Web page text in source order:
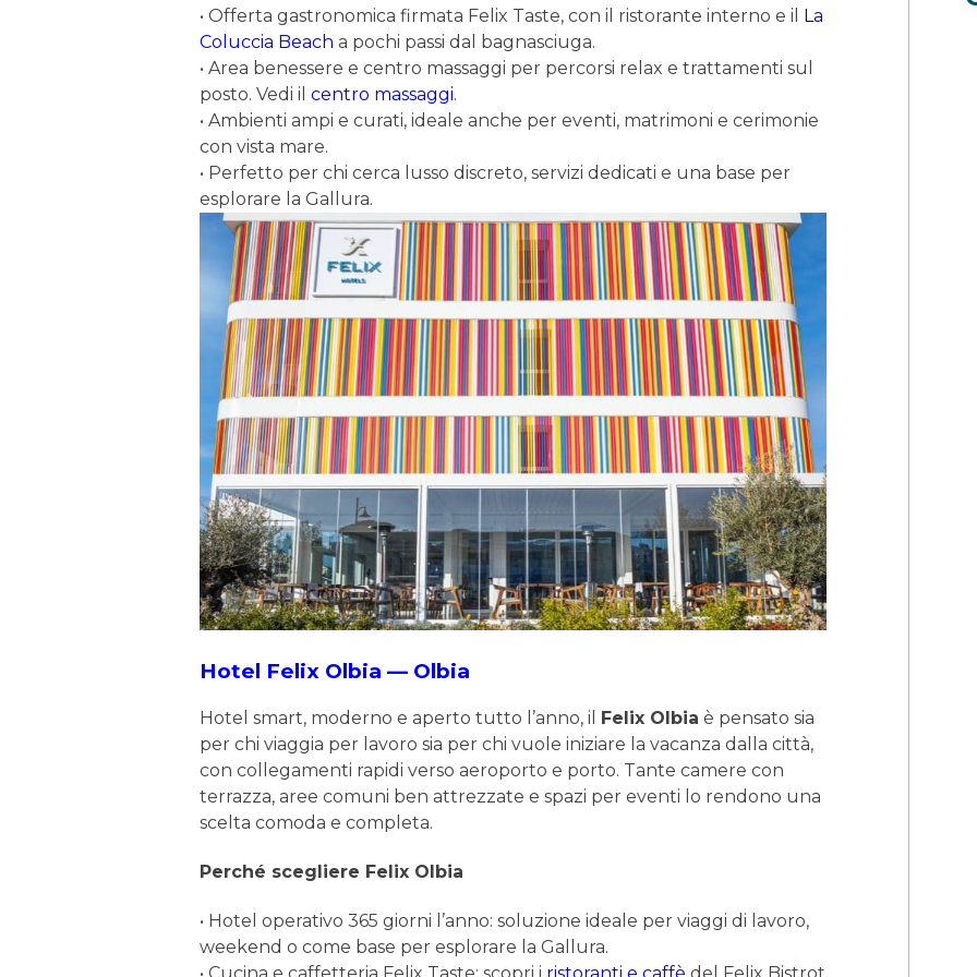
• Offerta gastronomica firmata Felix Taste, con il ristorante interno e il La
Coluccia Beach a pochi passi dal bagnasciuga.
• Area benessere e centro massaggi per percorsi relax e trattamenti sul
posto. Vedi ilcentro massaggi.
• Ambienti ampi e curati, ideale anche per eventi, matrimoni e cerimonie
con vista mare.
• Perfetto per chi cerca lusso discreto, servizi dedicati e una base per
esplorare la Gallura.
Hotel Felix Olbia — Olbia
Hotel smart, moderno e aperto tutto l’anno, il Felix Olbia è pensato sia
per chi viaggia per lavoro sia per chi vuole iniziare la vacanza dalla città,
con collegamenti rapidi verso aeroporto e porto. Tante camere con
terrazza, aree comuni ben attrezzate e spazi per eventi lo rendono una
scelta comoda e completa.
Perché scegliere Felix Olbia
• Hotel operativo 365 giorni l’anno: soluzione ideale per viaggi di lavoro,
weekend o come base per esplorare la Gallura.